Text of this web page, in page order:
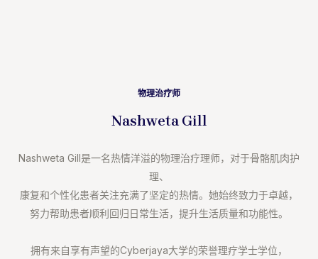
物理治疗师
Nashweta Gill
Nashweta Gill是一名热情洋溢的物理治疗理师，对于骨骼肌肉护
理、⁣
康复和个性化患者关注充满了坚定的热情。她始终致力于卓越，⁣
努力帮助患者顺利回归日常生活，提升生活质量和功能性。⁣
拥有来自享有声望的Cyberjaya大学的荣誉理疗学士学位，⁣